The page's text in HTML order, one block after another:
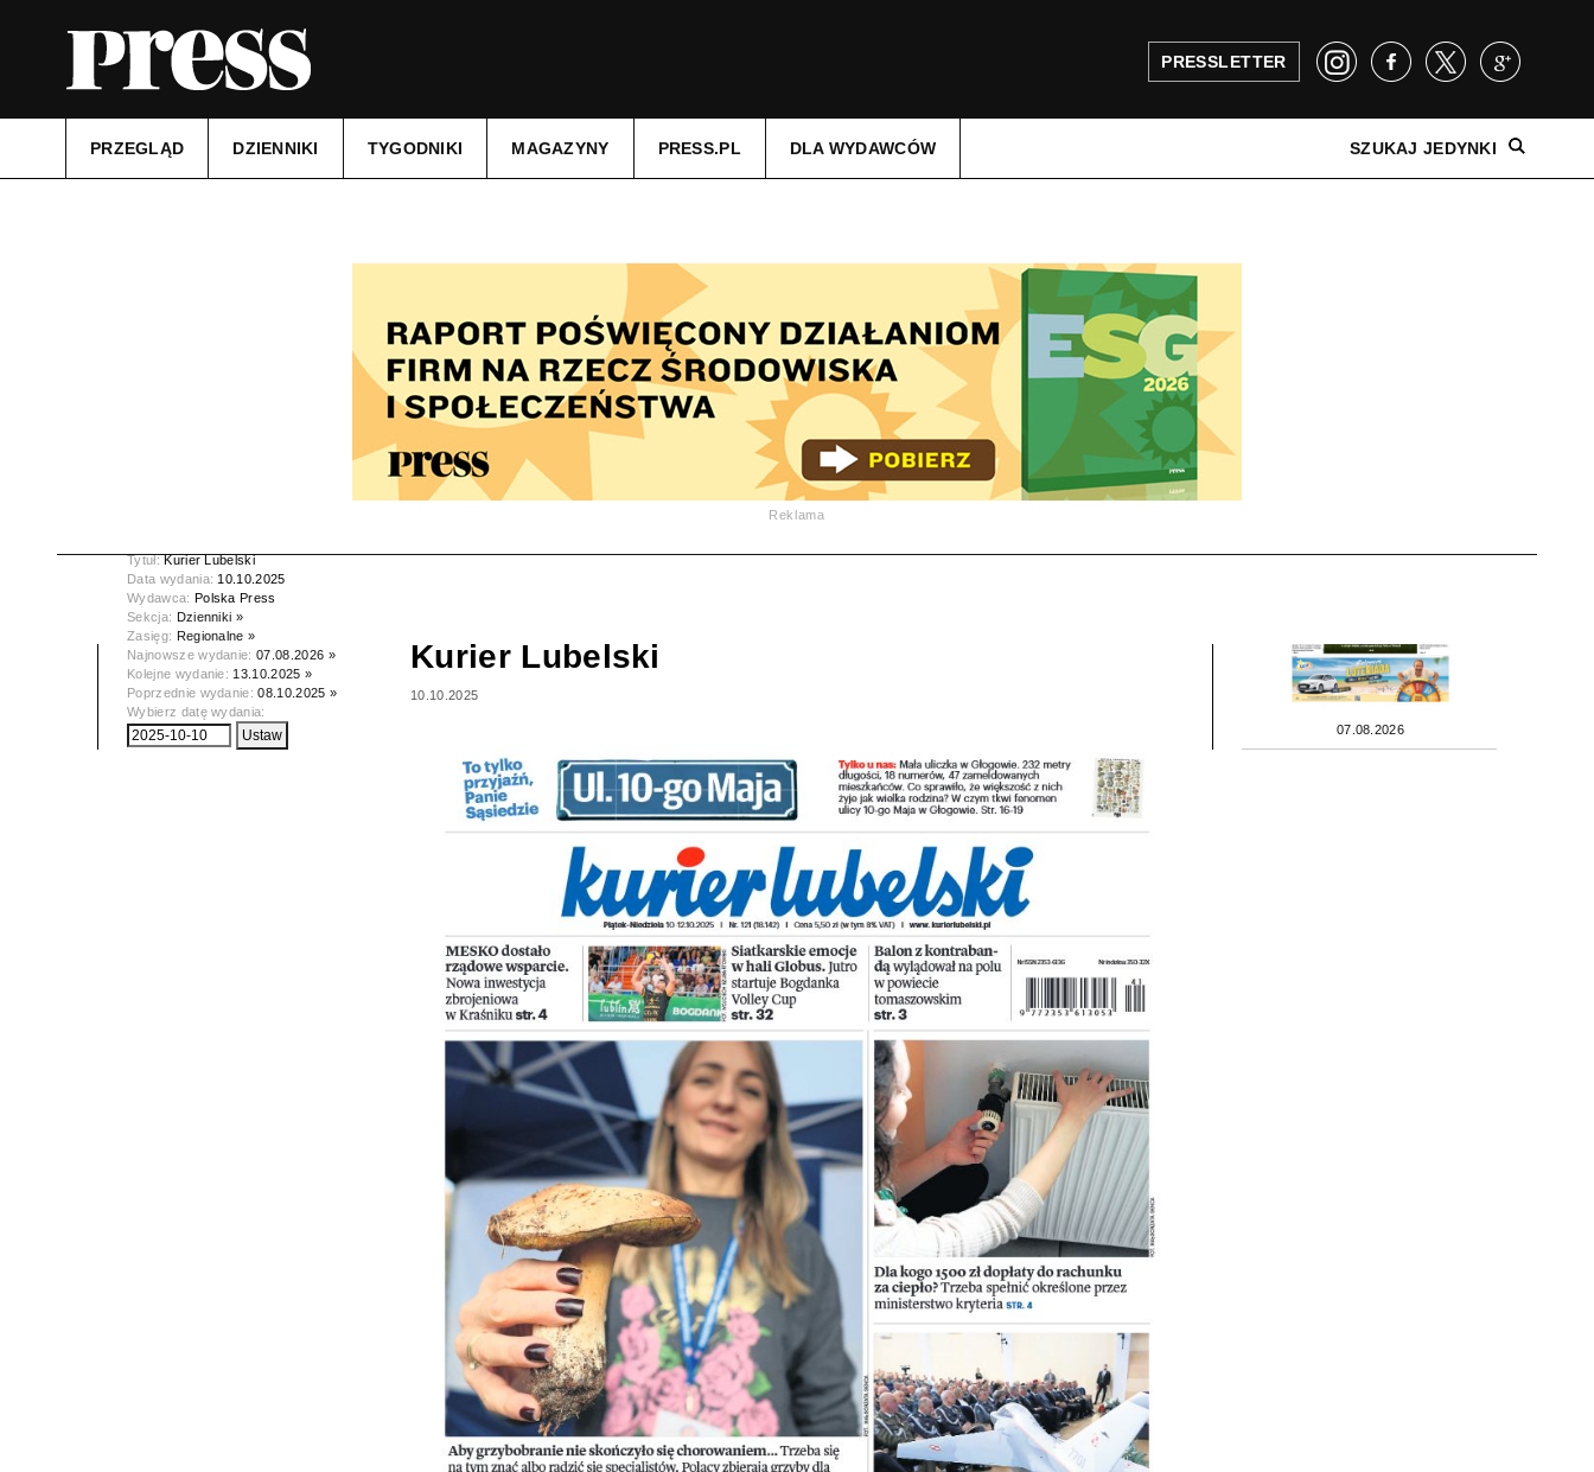
PRESSLETTER
PRZEGLĄD DZIENNIKI TYGODNIKI MAGAZYNY PRESS.PL DLA WYDAWCÓW SZUKAJ JEDYNKI
Reklama
Tytuł:Kurier Lubelski
Data wydania: 10.10.2025
Wydawca: Polska Press
Sekcja: Dzienniki »
Zasięg: Regionalne »
Najnowsze wydanie:07.08.2026 »
Kolejne wydanie: 13.10.2025 »
Poprzednie wydanie:08.10.2025 »
Wybierz datę wydania:
Kurier Lubelski
10.10.2025
07.08.2026